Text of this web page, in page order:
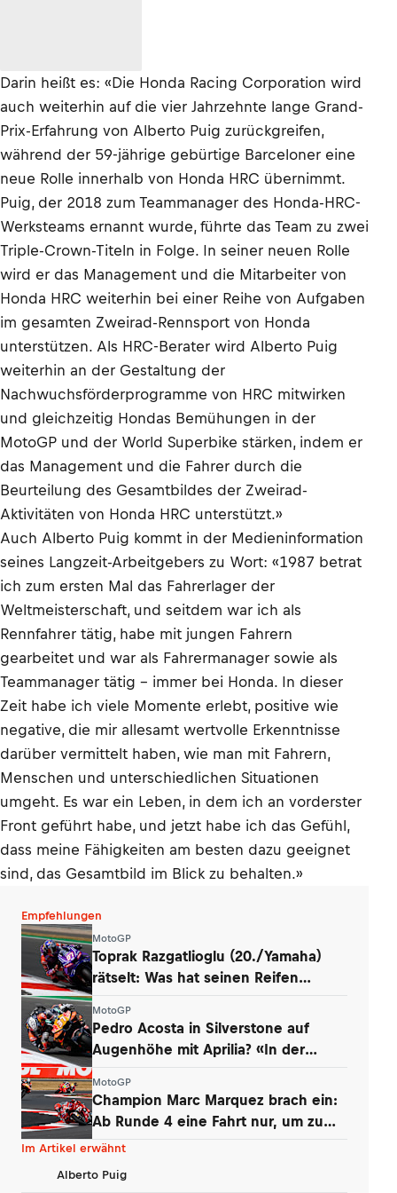
Darin heißt es: «Die Honda Racing Corporation wird
auch weiterhin auf die vier Jahrzehnte lange Grand-
Prix-Erfahrung von Alberto Puig zurückgreifen,
während der 59-jährige gebürtige Barceloner eine
neue Rolle innerhalb von Honda HRC übernimmt.
Puig, der 2018 zum Teammanager des Honda-HRC-
Werksteams ernannt wurde, führte das Team zu zwei
Triple-Crown-Titeln in Folge. In seiner neuen Rolle
wird er das Management und die Mitarbeiter von
Honda HRC weiterhin bei einer Reihe von Aufgaben
im gesamten Zweirad-Rennsport von Honda
unterstützen. Als HRC-Berater wird Alberto Puig
weiterhin an der Gestaltung der
Nachwuchsförderprogramme von HRC mitwirken
und gleichzeitig Hondas Bemühungen in der
MotoGP und der World Superbike stärken, indem er
das Management und die Fahrer durch die
Beurteilung des Gesamtbildes der Zweirad-
Aktivitäten von Honda HRC unterstützt.»
Auch Alberto Puig kommt in der Medieninformation
seines Langzeit-Arbeitgebers zu Wort: «1987 betrat
ich zum ersten Mal das Fahrerlager der
Weltmeisterschaft, und seitdem war ich als
Rennfahrer tätig, habe mit jungen Fahrern
gearbeitet und war als Fahrermanager sowie als
Teammanager tätig – immer bei Honda. In dieser
Zeit habe ich viele Momente erlebt, positive wie
negative, die mir allesamt wertvolle Erkenntnisse
darüber vermittelt haben, wie man mit Fahrern,
Menschen und unterschiedlichen Situationen
umgeht. Es war ein Leben, in dem ich an vorderster
Front geführt habe, und jetzt habe ich das Gefühl,
dass meine Fähigkeiten am besten dazu geeignet
sind, das Gesamtbild im Blick zu behalten.»
Empfehlungen
MotoGP
Toprak Razgatlioglu (20./Yamaha)
rätselt: Was hat seinen Reifen
MotoGP
Pedro Acosta in Silverstone auf
Augenhöhe mit Aprilia? «In der
MotoGP
Champion Marc Marquez brach ein:
Ab Runde 4 eine Fahrt nur, um zu
überleben
Im Artikel erwähnt
Alberto Puig